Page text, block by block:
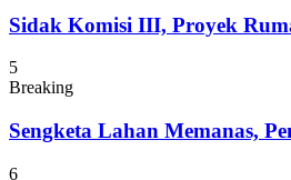
Sidak Komisi III, Proyek
5
Breaking
Sengketa Lahan Memanas,
6